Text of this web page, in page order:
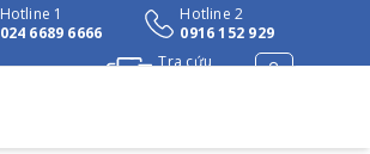
Hotline 1
024 6689 6666
Hotline 2
0916 152 929
Tra cứu